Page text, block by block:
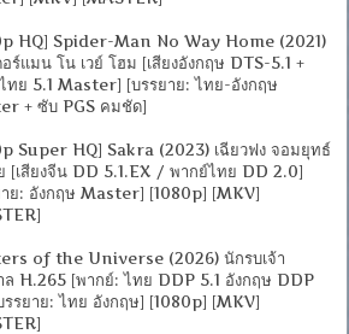
HQ] Spider-Man No Way Home (2021)
อร์แมน โน เวย์ โฮม [เสียงอังกฤษ DTS-5.1 +
ทย 5.1 Master] [บรรยาย: ไทย-อังกฤษ
+ ซับ PGS คมชัด]
Super HQ] Sakra (2023) เฉียวฟง จอมยุทธ์
[เสียงจีน DD 5.1.EX / พากย์ไทย DD 2.0]
าย: อังกฤษ Master] [1080p] [MKV]
of the Universe (2026) นักรบเจ้า
ล H.265 [พากย์: ไทย DDP 5.1 อังกฤษ DDP
รรยาย: ไทย อังกฤษ] [1080p] [MKV]